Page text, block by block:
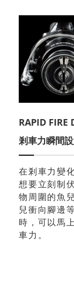
RAPID FIRE
剎車力瞬間
在剎車力變
想要立刻制
物周圍的魚
兒衝向腳邊
時，可以馬
車力。